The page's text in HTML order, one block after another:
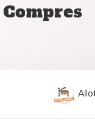
Compres